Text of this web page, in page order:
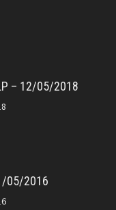
– 12/05/2018
05/2016